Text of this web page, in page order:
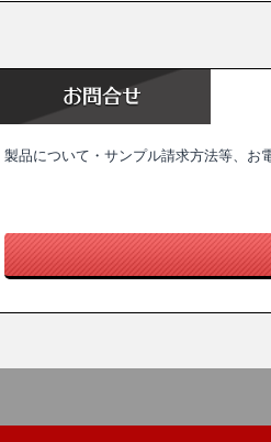
製品について・サンプル請求方法等、お